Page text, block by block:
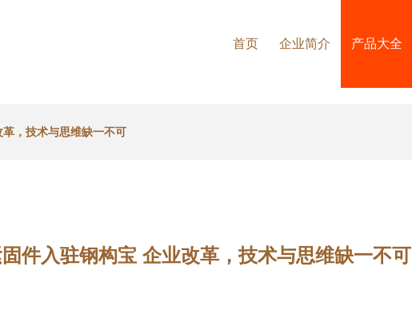
首页 企业简介 产品大全
，技术与思维缺一不可
件入驻钢构宝 企业改革，技术与思维缺一不可